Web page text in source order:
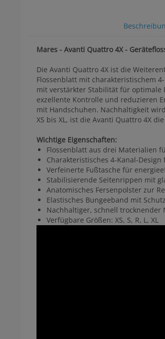
Mares - Avanti Quattro 4X -
Die Avanti Quattro 4X ist die
Flossenblatt mit charakteristischem
mit verstärkter Stabilität für optimale
exzellente Kontrolle und reduzieren
mit Handschuhen. Nachhaltigkeit
XS bis XL, ist die Avanti Quattro 4X
Wichtige Eigenschaften:
Flossenblatt aus drei Materialien
Charakteristisches 4-Kanal-
Verfeinerte Fußtasche für
Stabilisierende Seitenrippen mit
Anatomisches Fersenpolster zur
Elastisches Bungeeband mit
Nachhaltiger, schnell trocknender
Verfügbare Größen: XS, S, R, L, XL